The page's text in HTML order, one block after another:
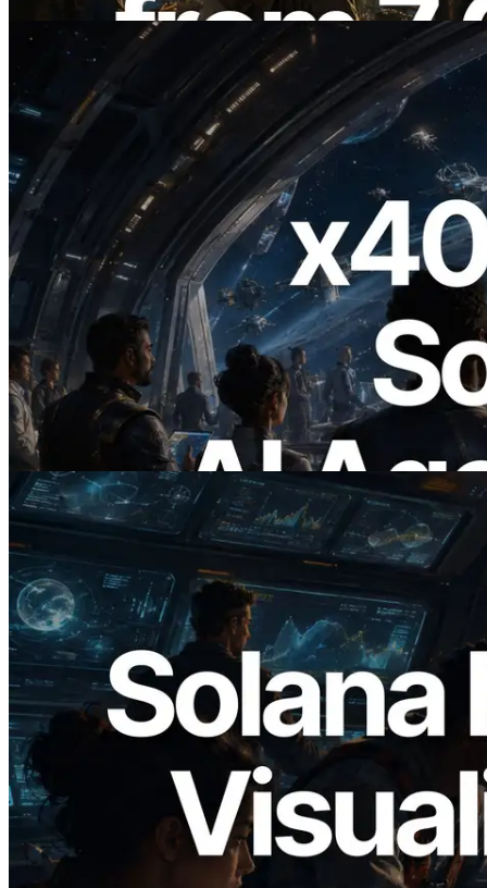
2026.07.04
ERPC запускает Solana RPC с
поддержкой x402 — Эпоха, в которой
AI-агенты платят за нужные API по
требованию
Читать статью
2026.05.24
Validators Solutions запускает Solana
Block Analyzer — визуализация
времени генерации блоков и
назначенных валидаторов на уровне